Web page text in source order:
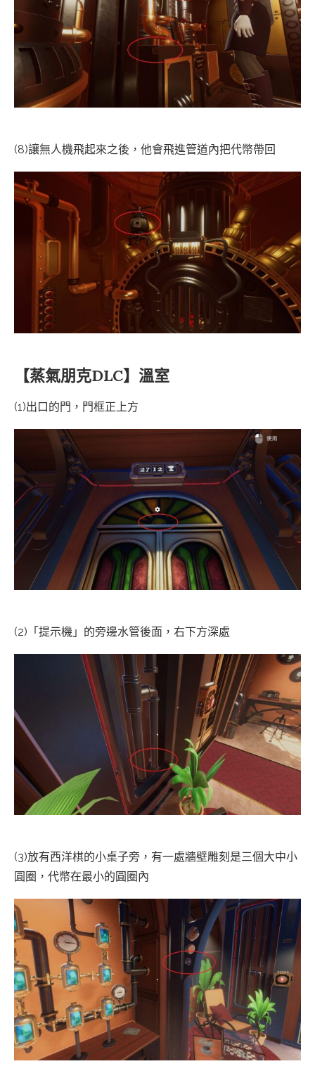
(8)讓無人機飛起來之後，他會飛進管道內把代幣帶回
【蒸氣朋克DLC】溫室
(1)出口的門，門框正上方
(2)「提示機」的旁邊水管後面，右下方深處
(3)放有西洋棋的小桌子旁，有一處牆壁雕刻是三個大中小
圓圈，代幣在最小的圓圈內